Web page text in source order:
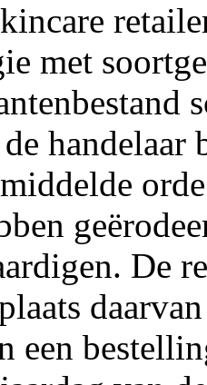
met
De
een